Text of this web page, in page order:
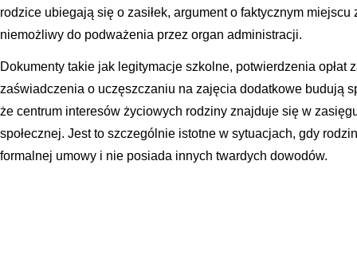
rodzice ubiegają się o zasiłek, argument o faktycznym
niemożliwy do podważenia przez organ administracji.
Dokumenty takie jak legitymacje szkolne, potwierdzenia opłat
zaświadczenia o uczęszczaniu na zajęcia dodatkowe budują
że centrum interesów życiowych rodziny znajduje się w
społecznej. Jest to szczególnie istotne w sytuacjach, gdy
formalnej umowy i nie posiada innych twardych dowodów.